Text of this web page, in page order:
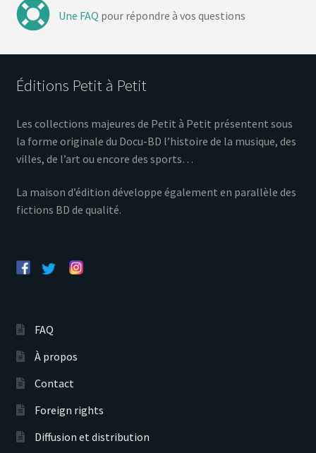
Une FAQ pour répondre à vos questions
Éditions Petit à Petit
Les collections majeures de Petit à Petit présentent sous
la forme originale du Docu-BD l’histoire de la musique, des
villes, de l’art ou encore des sports…
La maison d’édition développe également en parallèle des
fictions BD de qualité.
FAQ
À propos
Contact
Foreign rights
Diffusion et distribution